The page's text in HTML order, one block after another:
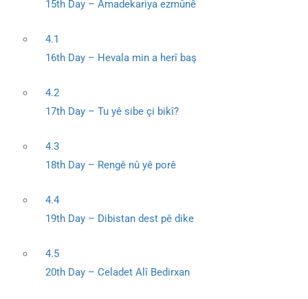
15th Day – Amadekariya ezmûnê
4.1
16th Day – Hevala min a herî baş
4.2
17th Day – Tu yê sibe çi bikî?
4.3
18th Day – Rengê nû yê porê
4.4
19th Day – Dibistan dest pê dike
4.5
20th Day – Celadet Alî Bedirxan